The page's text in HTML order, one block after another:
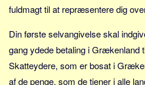
Køb og salg
Økonomi
Jura og regler
fuldmagt til at repræsentere dig
Din første selvangivelse skal
gang ydede betaling i Grækenland
Skatteydere, som er bosat i
af de penge, som de tjener i alle